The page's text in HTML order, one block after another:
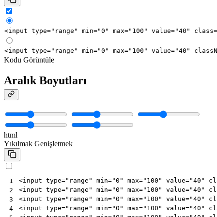
<input type="range" min="0" max="100" value="40" class=
<input type="range" min="0" max="100" value="40"
Kodu Görüntüle
Aralık Boyutları
html
Yıkılmak Genişletmek
1
2
3
4
<input type="range" min="0" max="100" value="40"
<input type="range" min="0" max="100" value="40"
<input type="range" min="0" max="100" value="40"
<input type="range" min="0" max="100" value="40"